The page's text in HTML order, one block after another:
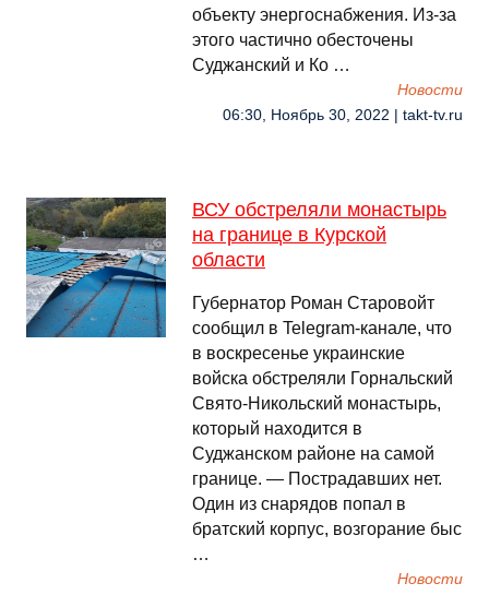
объекту энергоснабжения. Из-за
этого частично обесточены
Суджанский и Ко …
Новости
06:30, Ноябрь 30, 2022 | takt-tv.ru
ВСУ обстреляли монастырь
на границе в Курской
области
Губернатор Роман Старовойт
сообщил в Telegram-канале, что
️в воскресенье украинские
войска обстреляли Горнальский
Свято-Никольский монастырь,
который находится в
Суджанском районе на самой
границе. — Пострадавших нет.
Один из снарядов попал в
братский корпус, возгорание быс
…
Новости